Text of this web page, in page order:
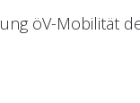
öV-Mobilität